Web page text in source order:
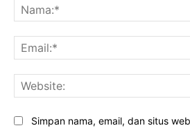
Simpan nama, email, dan situs